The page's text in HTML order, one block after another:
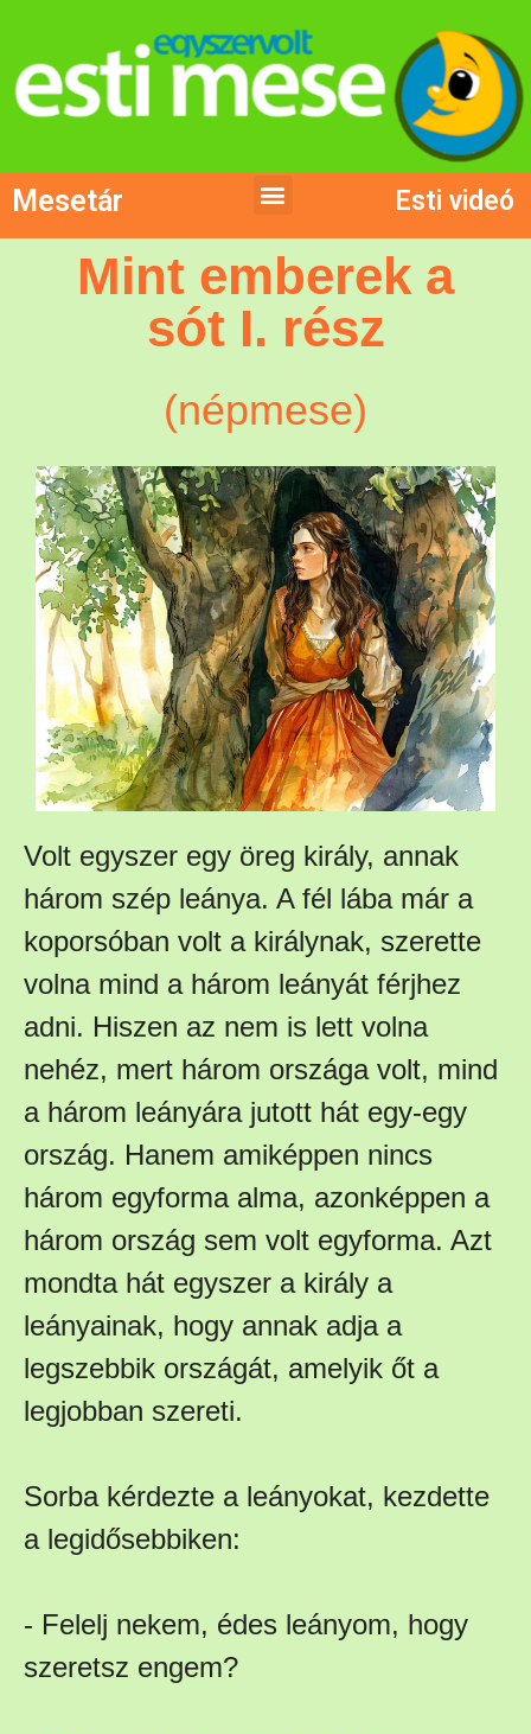
Mesetár Esti videó
Mint emberek a
sót I. rész
(népmese)
Volt egyszer egy öreg király, annak
három szép leánya. A fél lába már a
koporsóban volt a királynak, szerette
volna mind a három leányát férjhez
adni. Hiszen az nem is lett volna
nehéz, mert három országa volt, mind
a három leányára jutott hát egy-egy
ország. Hanem amiképpen nincs
három egyforma alma, azonképpen a
három ország sem volt egyforma. Azt
mondta hát egyszer a király a
leányainak, hogy annak adja a
legszebbik országát, amelyik őt a
legjobban szereti.
Sorba kérdezte a leányokat, kezdette
a legidősebbiken:
- Felelj nekem, édes leányom, hogy
szeretsz engem?